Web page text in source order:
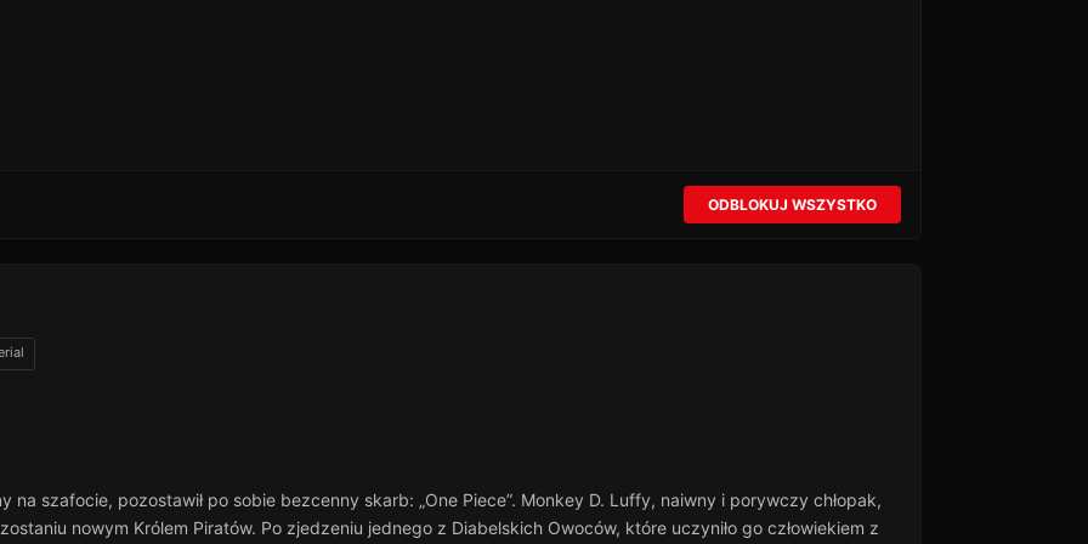
ODBLOKUJ WSZYSTKO
na szafocie, pozostawił po sobie bezcenny skarb: „One Piece”. Monkey D. Luffy, naiwny i porywczy chłopak,
nowym Królem Piratów. Po zjedzeniu jednego z Diabelskich Owoców, które uczyniło go człowiekiem z